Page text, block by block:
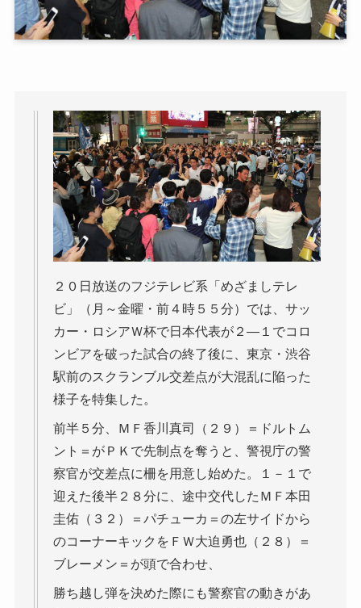
２０日放送のフジテレビ系「めざましテレ
ビ」（月～金曜・前４時５５分）では、サッ
カー・ロシアＷ杯で日本代表が２―１でコロ
ンビアを破った試合の終了後に、東京・渋谷
駅前のスクランブル交差点が大混乱に陥った
様子を特集した。
前半５分、ＭＦ香川真司（２９）＝ドルトム
ント＝がＰＫで先制点を奪うと、警視庁の警
察官が交差点に柵を用意し始めた。１－１で
迎えた後半２８分に、途中交代したＭＦ本田
圭佑（３２）＝パチューカ＝の左サイドから
のコーナーキックをＦＷ大迫勇也（２８）＝
ブレーメン＝が頭で合わせ、
勝ち越し弾を決めた際にも警察官の動きがあ